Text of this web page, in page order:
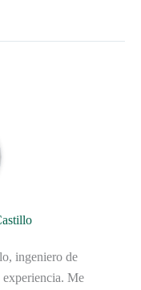
ingeniero de
experiencia. Me